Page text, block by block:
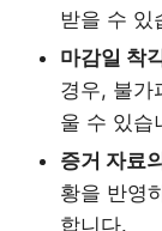
받을 수 있
마감일 착
경우, 불가
울 수 있습
증거 자료
황을 반영
합니다.